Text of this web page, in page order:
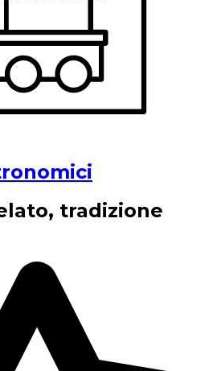
tradizione